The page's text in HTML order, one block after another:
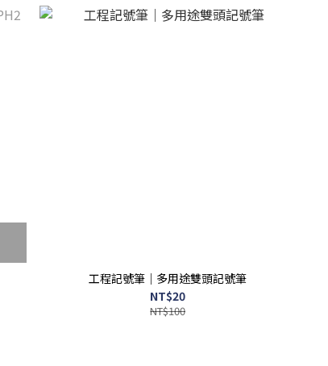
工程記號筆｜多用途雙頭記號筆
NT$20
NT$100